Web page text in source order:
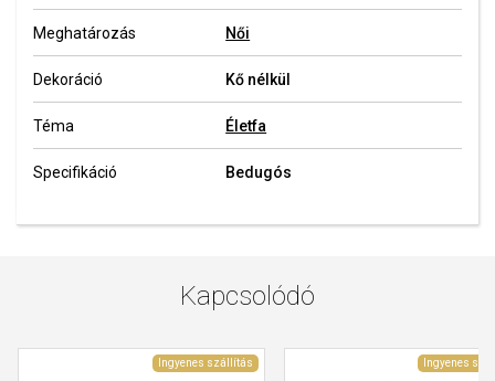
Meghatározás Női
Dekoráció Kő nélkül
Téma Életfa
Specifikáció Bedugós
Kapcsolódó
Ingyenes szállítás Ingyenes